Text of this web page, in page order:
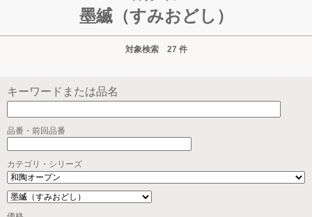
墨縅（すみおどし）
対象検索 27 件
キーワードまたは品名
品番・前回品番
カテゴリ・シリーズ